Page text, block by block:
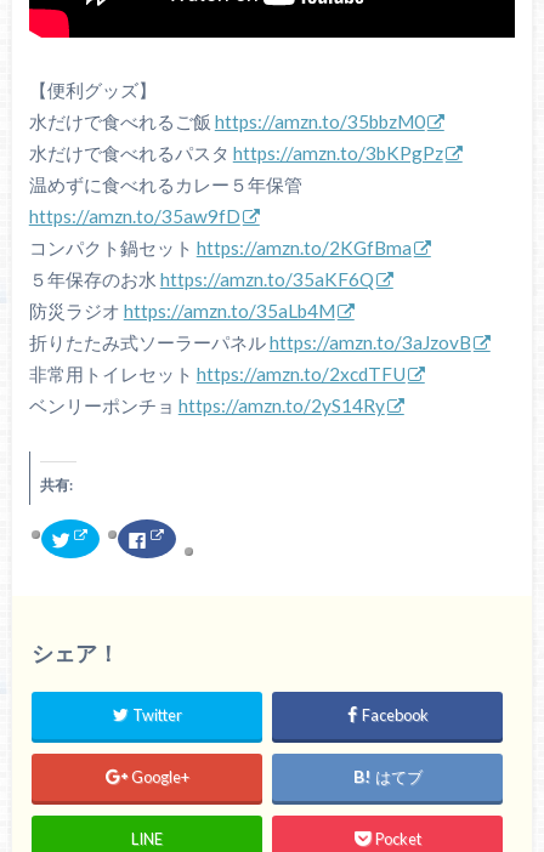
【便利グッズ】
水だけで食べれるご飯 https://amzn.to/35bbzM0
水だけで食べれるパスタ https://amzn.to/3bKPgPz
温めずに食べれるカレー５年保管
https://amzn.to/35aw9fD
コンパクト鍋セット https://amzn.to/2KGfBma
５年保存のお水 https://amzn.to/35aKF6Q
防災ラジオ https://amzn.to/35aLb4M
折りたたみ式ソーラーパネルhttps://amzn.to/3aJzovB
非常用トイレセット https://amzn.to/2xcdTFU
ベンリーポンチョ https://amzn.to/2yS14Ry
共有:
ク
ッ
i
t
e
共
有
し
い
F
c
す
る
に
は
ク
ッ
ク
し
く
シェア！
Twitter Facebook
Google+ はてブ
LINE Pocket